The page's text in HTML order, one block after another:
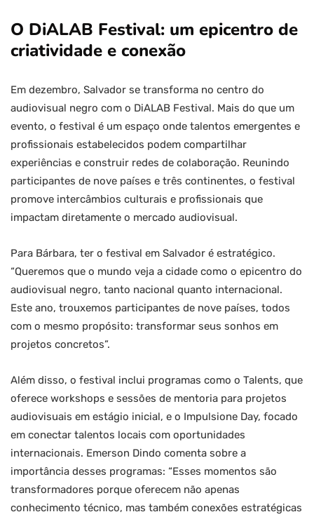
O DiALAB Festival: um epicentro de
criatividade e conexão
Em dezembro, Salvador se transforma no centro do
audiovisual negro com o DiALAB Festival. Mais do que um
evento, o festival é um espaço onde talentos emergentes e
profissionais estabelecidos podem compartilhar
experiências e construir redes de colaboração. Reunindo
participantes de nove países e três continentes, o festival
promove intercâmbios culturais e profissionais que
impactam diretamente o mercado audiovisual.
Para Bárbara, ter o festival em Salvador é estratégico.
“Queremos que o mundo veja a cidade como o epicentro do
audiovisual negro, tanto nacional quanto internacional.
Este ano, trouxemos participantes de nove países, todos
com o mesmo propósito: transformar seus sonhos em
projetos concretos”​.
Além disso, o festival inclui programas como o Talents, que
oferece workshops e sessões de mentoria para projetos
audiovisuais em estágio inicial, e o Impulsione Day, focado
em conectar talentos locais com oportunidades
internacionais. Emerson Dindo comenta sobre a
importância desses programas: “Esses momentos são
transformadores porque oferecem não apenas
conhecimento técnico, mas também conexões estratégicas